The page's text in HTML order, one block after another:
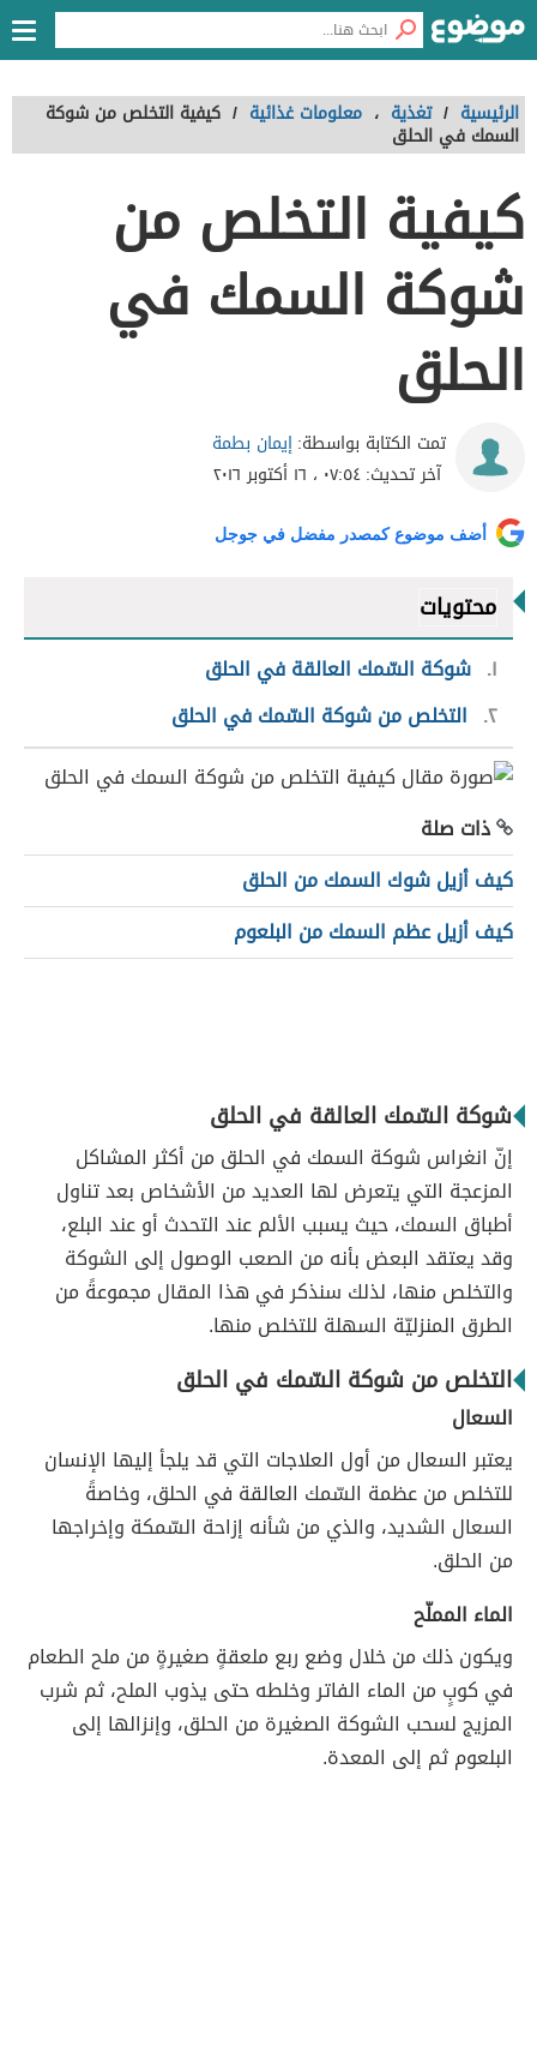
الرئيسية / تغذية ، معلومات غذائية / كيفية التخلص من شوكة
السمك في الحلق
كيفية التخلص من
شوكة السمك في
الحلق
تمت الكتابة بواسطة:إيمان بطمة
آخر تحديث:٠٧:٥٤ ، ١٦ أكتوبر ٢٠١٦
أضف موضوع كمصدر مفضل في جوجل
محتويات
١ شوكة السّمك العالقة في الحلق
٢ التخلص من شوكة السّمك في الحلق
ذات صلة
كيف أزيل شوك السمك من الحلق
كيف أزيل عظم السمك من البلعوم
شوكة السّمك العالقة في الحلق
إنّ انغراس شوكة السمك في الحلق من أكثر المشاكل
المزعجة التي يتعرض لها العديد من الأشخاص بعد تناول
أطباق السمك، حيث يسبب الألم عند التحدث أو عند البلع،
وقد يعتقد البعض بأنه من الصعب الوصول إلى الشوكة
والتخلص منها، لذلك سنذكر في هذا المقال مجموعةً من
الطرق المنزليّة السهلة للتخلص منها.
التخلص من شوكة السّمك في الحلق
السعال
يعتبر السعال من أول العلاجات التي قد يلجأ إليها الإنسان
للتخلص من عظمة السّمك العالقة في الحلق، وخاصةً
السعال الشديد، والذي من شأنه إزاحة السّمكة وإخراجها
من الحلق.
الماء المملّح
ويكون ذلك من خلال وضع ربع ملعقةٍ صغيرةٍ من ملح الطعام
في كوبٍ من الماء الفاتر وخلطه حتى يذوب الملح، ثم شرب
المزيج لسحب الشوكة الصغيرة من الحلق، وإنزالها إلى
البلعوم ثم إلى المعدة.